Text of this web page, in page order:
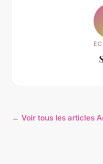
← Voir tous les articles